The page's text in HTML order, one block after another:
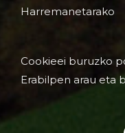
Harremanetarako
Cookieei buruzko
Erabilpen arau eta